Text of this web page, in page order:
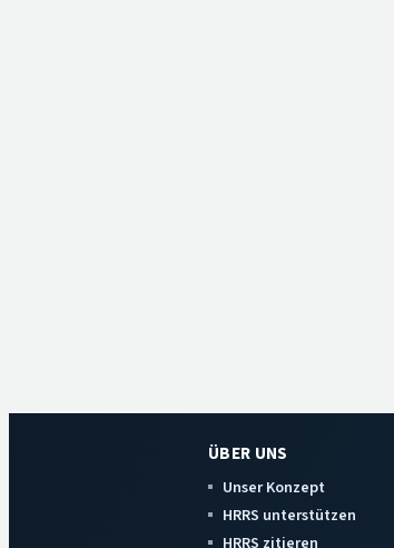
ÜBER UNS
Unser Konzept
HRRS unterstützen
HRRS zitieren